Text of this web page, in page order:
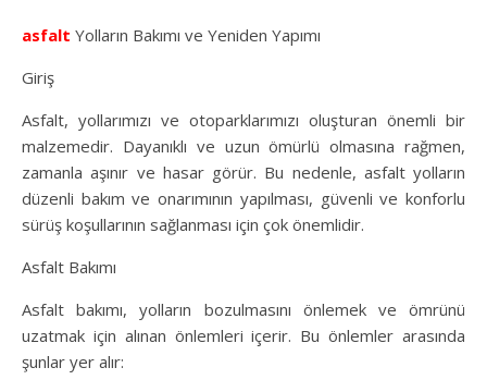
asfalt Yolların Bakımı ve Yeniden Yapımı
Giriş
Asfalt, yollarımızı ve otoparklarımızı oluşturan önemli bir
malzemedir. Dayanıklı ve uzun ömürlü olmasına rağmen,
zamanla aşınır ve hasar görür. Bu nedenle, asfalt yolların
düzenli bakım ve onarımının yapılması, güvenli ve konforlu
sürüş koşullarının sağlanması için çok önemlidir.
Asfalt Bakımı
Asfalt bakımı, yolların bozulmasını önlemek ve ömrünü
uzatmak için alınan önlemleri içerir. Bu önlemler arasında
şunlar yer alır: